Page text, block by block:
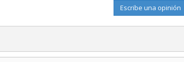
Escribe una opinión